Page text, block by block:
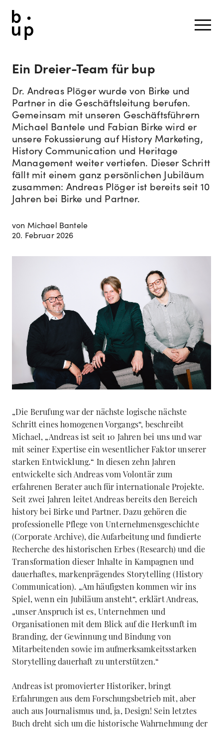
Ein Dreier-Team für bup
Dr. Andreas Plöger wurde von Birke und
Partner in die Geschäftsleitung berufen.
Gemeinsam mit unseren Geschäftsführern
Michael Bantele und Fabian Birke wird er
unsere Fokussierung auf History Marketing,
History Communication und Heritage
Management weiter vertiefen. Dieser Schritt
fällt mit einem ganz persönlichen Jubiläum
zusammen: Andreas Plöger ist bereits seit 10
Jahren bei Birke und Partner.
von Michael Bantele
20. Februar 2026
„Die Berufung war der nächste logische nächste
Schritt eines homogenen Vorgangs“, beschreibt
Michael, „Andreas ist seit 10 Jahren bei uns und war
mit seiner Expertise ein wesentlicher Faktor unserer
starken Entwicklung.“ In diesen zehn Jahren
entwickelte sich Andreas vom Volontär zum
erfahrenen Berater auch für internationale Projekte.
Seit zwei Jahren leitet Andreas bereits den Bereich
history bei Birke und Partner. Dazu gehören die
professionelle Pflege von Unternehmensgeschichte
(Corporate Archive), die Aufarbeitung und fundierte
Recherche des historischen Erbes (Research) und die
Transformation dieser Inhalte in Kampagnen und
dauerhaftes, markenprägendes Storytelling (History
Communication). „Am häufigsten kommen wir ins
Spiel, wenn ein Jubiläum ansteht“, erklärt Andreas,
„unser Anspruch ist es, Unternehmen und
Organisationen mit dem Blick auf die Herkunft im
Branding, der Gewinnung und Bindung von
Mitarbeitenden sowie im aufmerksamkeitsstarken
Storytelling dauerhaft zu unterstützen.“
Andreas ist promovierter Historiker, bringt
Erfahrungen aus dem Forschungsbetrieb mit, aber
auch aus Journalismus und, ja, Design! Sein letztes
Buch dreht sich um die historische Wahrnehmung der